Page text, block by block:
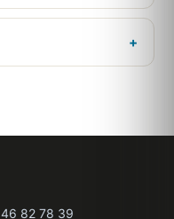
+
82 78 39